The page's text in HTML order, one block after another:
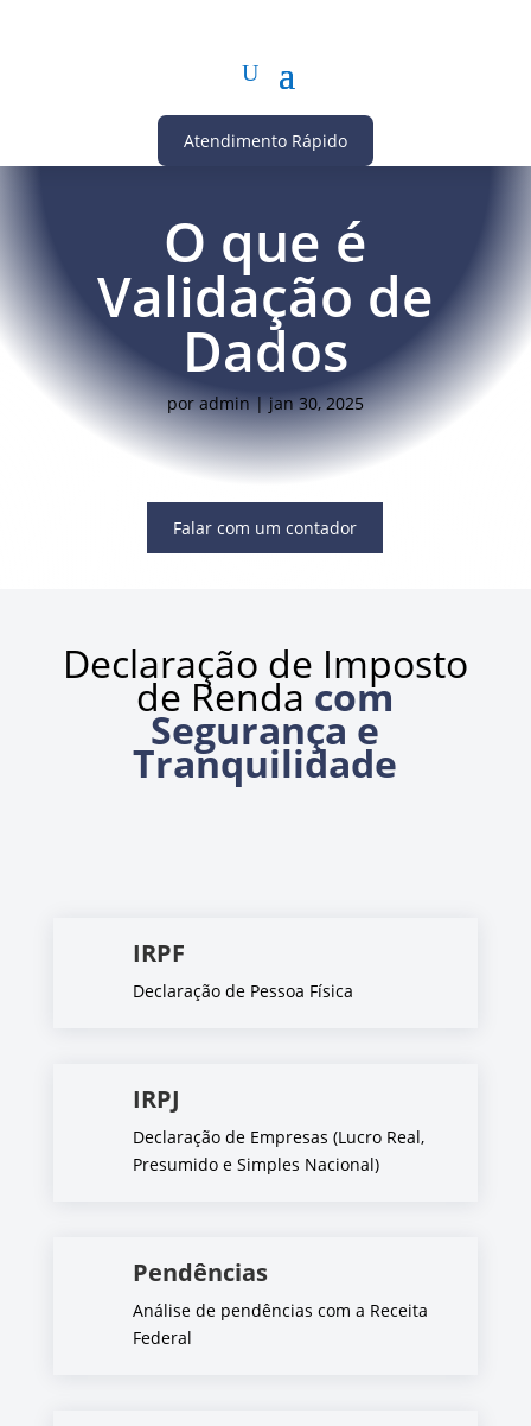
Atendimento Rápido
O que é
Validação de
Dados
poradmin|jan 30, 2025
Falar com um contador
Declaração de Imposto
de Renda com
Segurança e
Tranquilidade
IRPF
Declaração de Pessoa Física
IRPJ
Declaração de Empresas (Lucro Real,
Presumido e Simples Nacional)
Pendências
Análise de pendências com a Receita
Federal